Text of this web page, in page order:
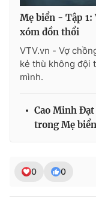
Mẹ biển - Tập 1:
xóm đồn thổi
VTV.vn - Vợ
kẻ thù không đội
mình.
Cao Minh
trong Mẹ biển
0 0